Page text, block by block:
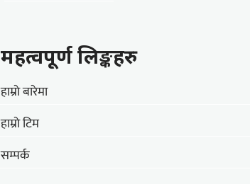
महत्वपूर्ण लिङ्कहरु
हाम्राे बारेमा
हाम्राे टिम
सम्पर्क